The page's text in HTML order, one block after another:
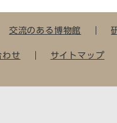
交流のある博物館
わせ サイトマップ